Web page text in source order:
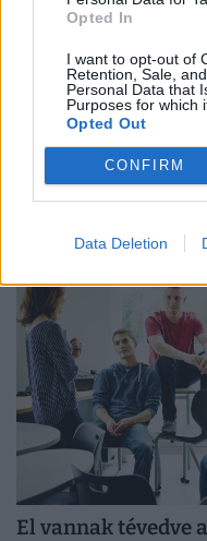
Opted In
I want to opt-out of
Retention, Sale,
Personal Data that
Purposes for which
Opted Out
CONFIRM
Data Deletion
Így dolgoznak
miközben
ezt
Az IWG kutatása
válaszadók 90%-ánál
egyensúlyát, míg
El vannak tévedve